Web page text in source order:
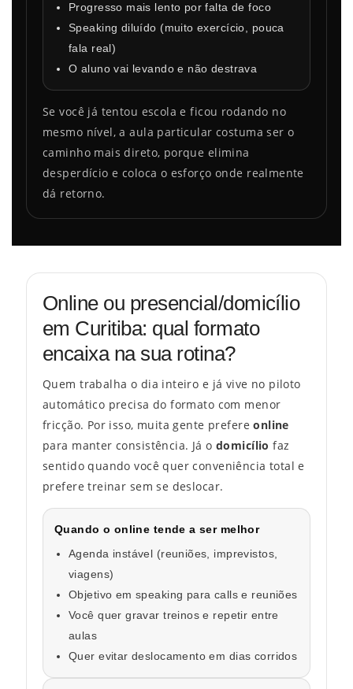
Progresso mais lento por falta de foco
Speaking diluído (muito exercício, pouca
fala real)
O aluno vai levando e não destrava
Se você já tentou escola e ficou rodando no
mesmo nível, a aula particular costuma ser o
caminho mais direto, porque elimina
desperdício e coloca o esforço onde realmente
dá retorno.
Online ou presencial/domicílio
em Curitiba: qual formato
encaixa na sua rotina?
Quem trabalha o dia inteiro e já vive no piloto
automático precisa do formato com menor
fricção. Por isso, muita gente prefereonline
para manter consistência. Já odomicílio faz
sentido quando você quer conveniência total e
prefere treinar sem se deslocar.
Quando o online tende a ser melhor
Agenda instável (reuniões, imprevistos,
viagens)
Objetivo em speaking para calls e reuniões
Você quer gravar treinos e repetir entre
aulas
Quer evitar deslocamento em dias corridos